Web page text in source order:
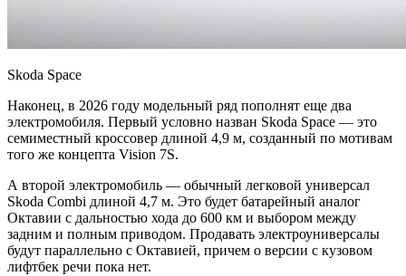
Skoda Space
Наконец, в 2026 году модельный ряд пополнят еще два
электромобиля. Первый условно назван Skoda Space — это
семиместный кроссовер длиной 4,9 м, созданный по мотивам
того же концепта Vision 7S.
А второй электромобиль — обычный легковой универсал
Skoda Combi длиной 4,7 м. Это будет батарейный аналог
Октавии с дальностью хода до 600 км и выбором между
задним и полным приводом. Продавать электроуниверсалы
будут параллельно с Октавией, причем о версии с кузовом
лифтбек речи пока нет.